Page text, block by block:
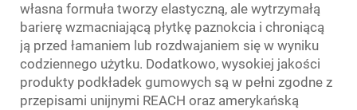
własna formuła tworzy elastyczną, ale wytrzymałą
barierę wzmacniającą płytkę paznokcia i chroniącą
ją przed łamaniem lub rozdwajaniem się w wyniku
codziennego użytku. Dodatkowo, wysokiej jakości
produkty podkładek gumowych są w pełni zgodne z
przepisami unijnymi REACH oraz amerykańską